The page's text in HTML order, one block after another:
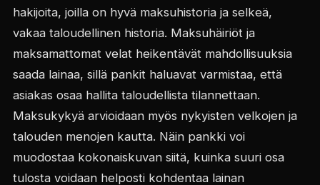
hakijoita, joilla on hyvä maksuhistoria ja selkeä,
vakaa taloudellinen historia. Maksuhäiriöt ja
maksamattomat velat heikentävät mahdollisuuksia
saada lainaa, sillä pankit haluavat varmistaa, että
asiakas osaa hallita taloudellista tilannettaan.
Maksukykyä arvioidaan myös nykyisten velkojen ja
talouden menojen kautta. Näin pankki voi
muodostaa kokonaiskuvan siitä, kuinka suuri osa
tulosta voidaan helposti kohdentaa lainan